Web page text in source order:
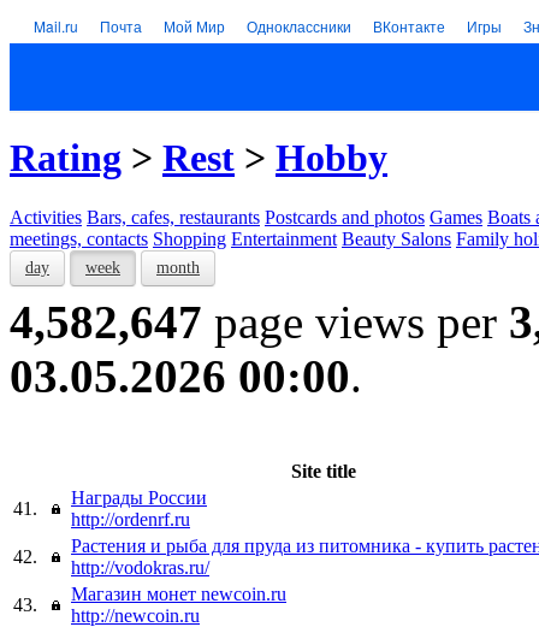
Mail.ru Почта Мой Мир Одноклассники ВКонтакте Игры
Rating > Rest > Hobby
Activities Bars, cafes, restaurants Postcards and photos Games Boats
meetings, contacts Shopping Entertainment Beauty Salons Family
day week month
4,582,647 page views per
03.05.2026 00:00.
Site title
41.
Награды России
http://ordenrf.ru
42.
Растения и рыба для пруда из питомника - купить
http://vodokras.ru/
43.
Магазин монет newcoin.ru
http://newcoin.ru